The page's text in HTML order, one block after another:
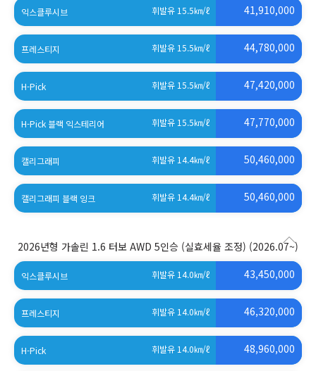
익스클루시브 휘발유 15.5㎞/ℓ
41,910,000
프레스티지 휘발유 15.5㎞/ℓ
44,780,000
H-Pick 휘발유 15.5㎞/ℓ
47,420,000
H-Pick 블랙 익스테리어 휘발유 15.5㎞/ℓ
47,770,000
캘리그래피 휘발유 14.4㎞/ℓ
50,460,000
캘리그래피 블랙 잉크 휘발유 14.4㎞/ℓ
50,460,000
2026년형 가솔린 1.6 터보 AWD 5인승 (실효세율 조정) (2026.07~)
익스클루시브 휘발유 14.0㎞/ℓ 43,450,000
프레스티지 휘발유 14.0㎞/ℓ 46,320,000
H-Pick 휘발유 14.0㎞/ℓ 48,960,000